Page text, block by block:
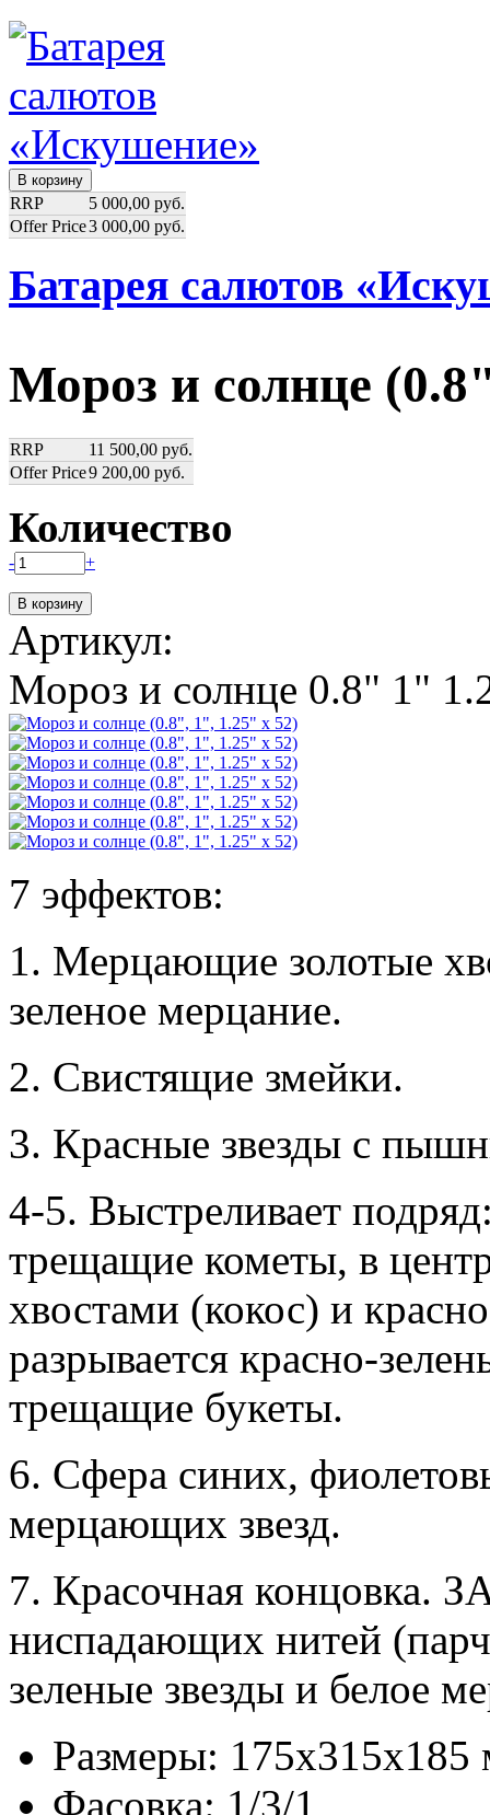
RRP
5 000,00 руб.
Offer Price3 000,00 руб.
Батарея салютов
Мороз и солнце
RRP
11 500,00 руб.
Offer Price9 200,00 руб.
Количество
- +
Артикул:
Мороз и солнце 0.8" 1"
7 эффектов:
1. Мерцающие золотые
зеленое мерцание.
2. Свистящие змейки.
3. Красные звезды с
4-5. Выстреливает
трещащие кометы, в
хвостами (кокос) и
разрывается красно-
трещащие букеты.
6. Сфера синих,
мерцающих звезд.
7. Красочная концовка.
ниспадающих нитей
зеленые звезды и белое
Размеры: 175х315х185
Фасовка: 1/3/1